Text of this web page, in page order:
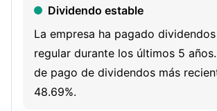
including the investment and risk
technology platform, Aladdin, Aladdin
Cachematrix, as well as advisory services
Dividendo estable
La empresa ha pagado
regular durante los últimos 5
de pago de dividendos más
48.69%.